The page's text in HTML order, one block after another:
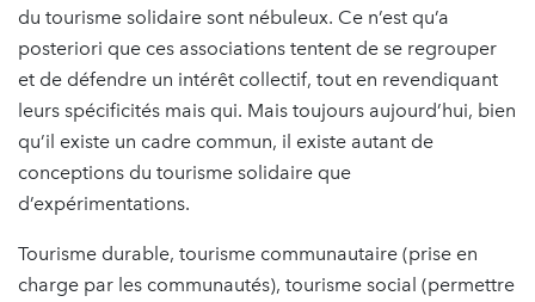
du tourisme solidaire sont nébuleux. Ce n’est qu’a
posteriori que ces associations tentent de se regrouper
et de défendre un intérêt collectif, tout en revendiquant
leurs spécificités mais qui. Mais toujours aujourd’hui, bien
qu’il existe un cadre commun, il existe autant de
conceptions du tourisme solidaire que
d’expérimentations.
Tourisme durable, tourisme communautaire (prise en
charge par les communautés), tourisme social (permettre